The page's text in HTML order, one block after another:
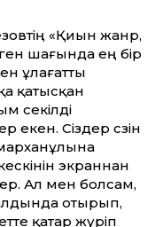
«Қиын жанр,
шағында ең бір
ұлағатты
қатысқан
секілді
Сіздер сөзін
экраннан
Ал мен болсам,
отырып,
қатар жүріп